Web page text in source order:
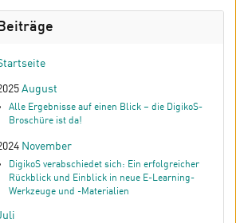
Beiträge
August
Alle Ergebnisse auf einen Blick – die DigikoS-
Broschüre ist da!
November
DigikoS verabschiedet sich: Ein erfolgreicher
Rückblick und Einblick in neue E-Learning-
Werkzeuge und -Materialien